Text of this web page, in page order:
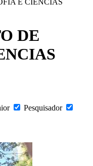
E CIENCIAS
DE
Pesquisador